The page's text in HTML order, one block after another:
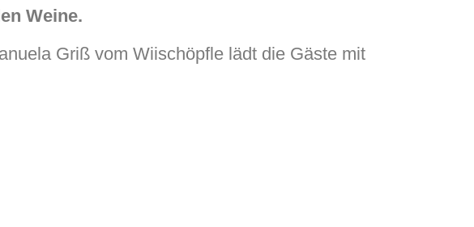
Weine.
Griß vom Wiischöpfle lädt die Gäste mit